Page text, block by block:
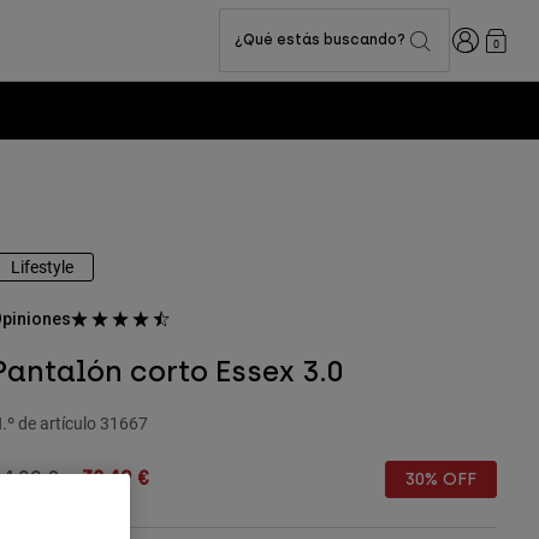
¿Qué estás buscando? Iniciar0
Lifestyle
corto Essex 3.0
de artículo 31667
reduced from
€to38,49 € 30% OFF